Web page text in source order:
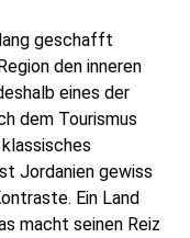
geschafft
den inneren
eines der
dem Tourismus
Jordanien gewiss
Ein Land
macht seinen Reiz